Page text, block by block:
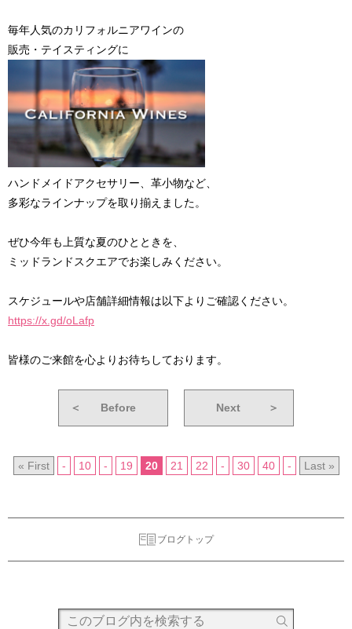
毎年人気のカリフォルニアワインの
販売・テイスティングに
ハンドメイドアクセサリー、革小物など、
多彩なラインナップを取り揃えました。
ぜひ今年も上質な夏のひとときを、
ミッドランドスクエアでお楽しみください。
スケジュールや店舗詳細情報は以下よりご確認ください。
https://x.gd/oLafp
皆様のご来館を心よりお待ちしております。
« First
＜ Before
- 10 - 19 20 21 22 - 30 40 -
Next ＞
Last »
ブログトップ